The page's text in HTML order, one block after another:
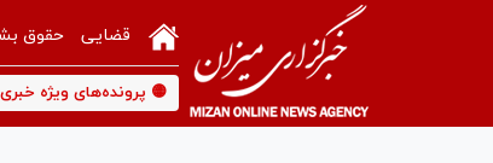
قضایی حقوق
🟡 پرونده‌های ویژه خبری